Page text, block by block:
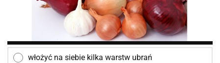
włożyć na siebie kilka warstw ubrań